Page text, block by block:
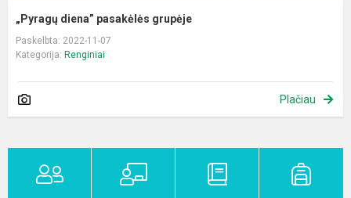
„Pyragų diena” pasakėlės grupėje
Paskelbta: 2022-11-07
Kategorija: Renginiai
Plačiau